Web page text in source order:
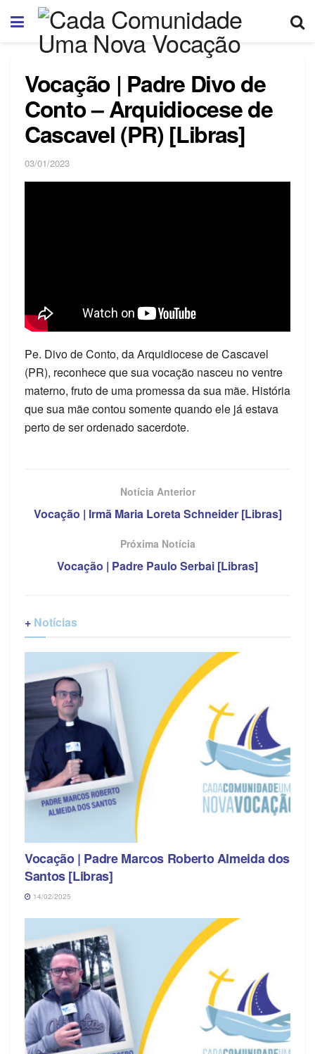
Vocação | Padre Divo de
Conto – Arquidiocese de
Cascavel (PR) [Libras]
03/01/2023
Pe. Divo de Conto, da Arquidiocese de Cascavel
(PR), reconhece que sua vocação nasceu no ventre
materno, fruto de uma promessa da sua mãe. História
que sua mãe contou somente quando ele já estava
perto de ser ordenado sacerdote.
Notícia Anterior
Vocação | Irmã Maria Loreta Schneider [Libras]
Próxima Notícia
Vocação | Padre Paulo Serbai [Libras]
+ Notícias
Vocação | Padre Marcos Roberto Almeida dos
Santos [Libras]
14/02/2025